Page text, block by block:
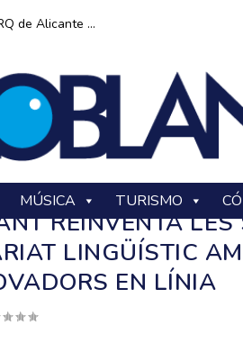
de Alicante ...
MÚSICA TURISMO
REINVENTA LES
LINGÜÍSTIC
EN LÍNIA